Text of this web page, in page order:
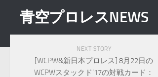
青空プロレスNEWS
NEXT STORY
[WCPW&新日本プロレス] 8月22日の
WCPWスタックド’17の対戦カード：